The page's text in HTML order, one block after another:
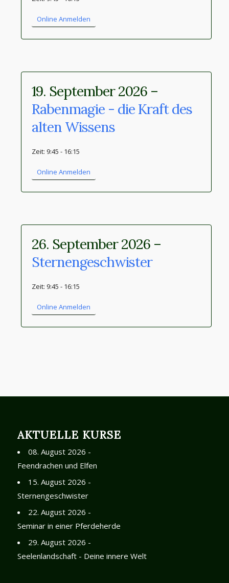
Online Anmelden
19. September 2026 –
Rabenmagie - die Kraft des
alten Wissens
Zeit: 9:45 - 16:15
Online Anmelden
26. September 2026 –
Sternengeschwister
Zeit: 9:45 - 16:15
Online Anmelden
AKTUELLE KURSE
08. August 2026 -
Feendrachen und Elfen
15. August 2026 -
Sternengeschwister
22. August 2026 -
Seminar in einer Pferdeherde
29. August 2026 -
Seelenlandschaft - Deine innere Welt